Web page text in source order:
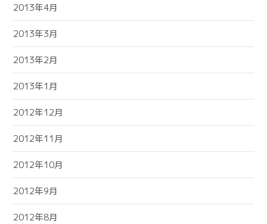
2013年4月
2013年3月
2013年2月
2013年1月
2012年12月
2012年11月
2012年10月
2012年9月
2012年8月